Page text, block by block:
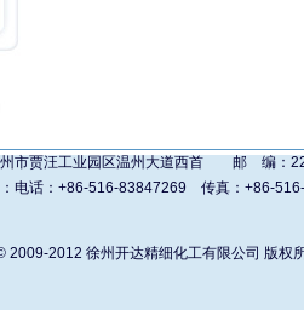
市贾汪工业园区温州大道西首 邮 编：
：电话：+86-516-83847269 传真：+86-
2009-2012 徐州开达精细化工有限公司 版